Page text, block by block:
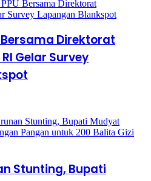
Bersama Direktorat
Gelar Survey
Stunting, Bupati